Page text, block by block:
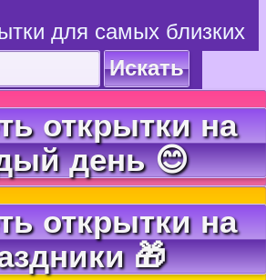
для самых близких
Искать
открытки на
день 😊
открытки на
🎁